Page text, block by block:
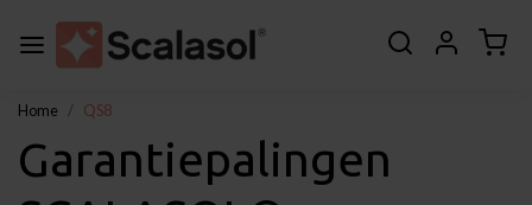
Home QS8
Garantiepalingen